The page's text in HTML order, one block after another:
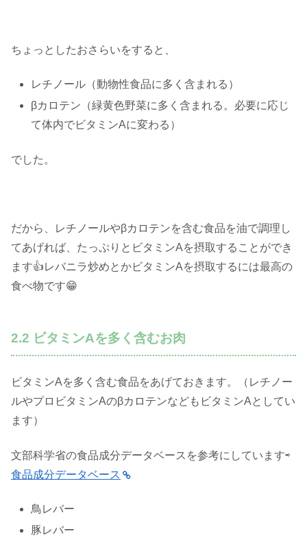
ちょっとしたおさらいをすると、
レチノール（動物性食品に多く含まれる）
βカロテン（緑黄色野菜に多く含まれる。必要に応じ
て体内でビタミンAに変わる）
でした。
だから、レチノールやβカロテンを含む食品を油で調理し
てあげれば、たっぷりとビタミンAを摂取することができ
ます👍レバニラ炒めとかビタミンAを摂取するには最高の
食べ物です😁
2.2 ビタミンAを多く含むお肉
ビタミンAを多く含む食品をあげておきます。（レチノー
ルやプロビタミンAのβカロテンなどもビタミンAとしてい
ます）
文部科学省の食品成分データベースを参考にしています⇨
食品成分データベース
鳥レバー
豚レバー